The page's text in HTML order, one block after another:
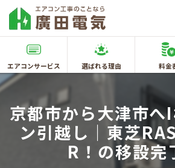
エアコンサービス 選ばれる理由 料金
京都市から大津市へ
ン引越し｜東芝
R！の移設完